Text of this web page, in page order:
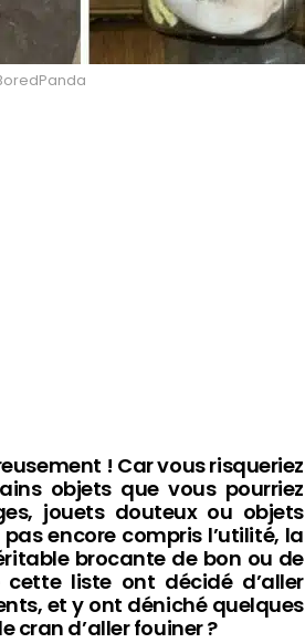
! Car vous risqueriez
objets que vous pourriez
jouets douteux ou objets
encore compris l’utilité, la
brocante de bon ou de
liste ont décidé d’aller
et y ont déniché quelques
cran d’aller fouiner ?